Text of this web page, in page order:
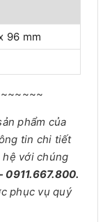
96 mm
phẩm của
tin chi tiết
hệ với chúng
phục vụ quý